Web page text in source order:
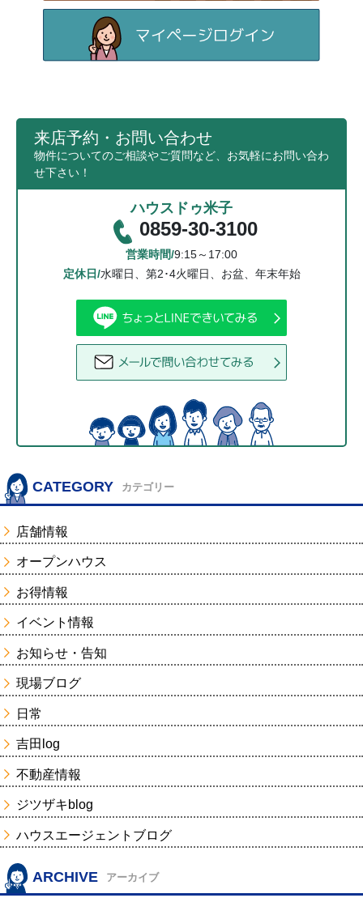
来店予約・お問い合わせ
物件についてのご相談やご質問など、お気軽にお問い合わ
せ下さい！
ハウスドゥ米子
0859-30-3100
営業時間/9:15～17:00
定休日/水曜日、第2･4火曜日、お盆、年末年始
CATEGORY カテゴリー
店舗情報
オープンハウス
お得情報
イベント情報
お知らせ・告知
現場ブログ
日常
吉田log
不動産情報
ジツザキblog
ハウスエージェントブログ
ARCHIVE アーカイブ